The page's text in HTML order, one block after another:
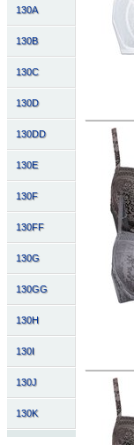
130A
130B
130C
130D
130DD
130E
130F
130FF
130G
130GG
130H
130I
130J
130K